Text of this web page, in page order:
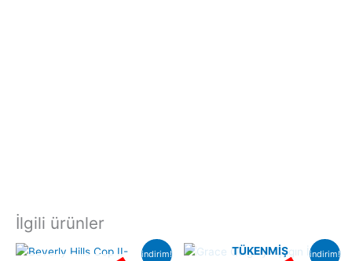
İlgili ürünler
indirim! indirim!
TÜKENMIŞ